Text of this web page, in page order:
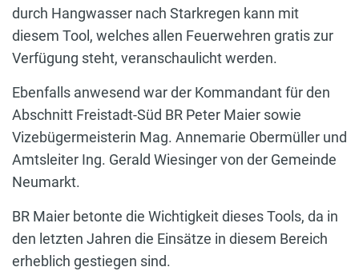
durch Hangwasser nach Starkregen kann mit
diesem Tool, welches allen Feuerwehren gratis zur
Verfügung steht, veranschaulicht werden.
Ebenfalls anwesend war der Kommandant für den
Abschnitt Freistadt-Süd BR Peter Maier sowie
Vizebügermeisterin Mag. Annemarie Obermüller und
Amtsleiter Ing. Gerald Wiesinger von der Gemeinde
Neumarkt.
BR Maier betonte die Wichtigkeit dieses Tools, da in
den letzten Jahren die Einsätze in diesem Bereich
erheblich gestiegen sind.